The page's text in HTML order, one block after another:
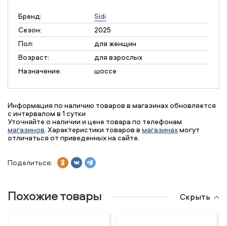
Бренд:
Sidi
Сезон:
2025
Пол:
для женщин
Возраст:
для взрослых
Назначение:
шоссе
Информация по наличию товаров в магазинах обновляется
с интервалом в 1 сутки
Уточняйте о наличии и цене товара по телефонам
магазинов. Характеристики товаров в магазинахмогут
отличаться от приведенных на сайте.
Поделиться:
Похожие товары Скрыть